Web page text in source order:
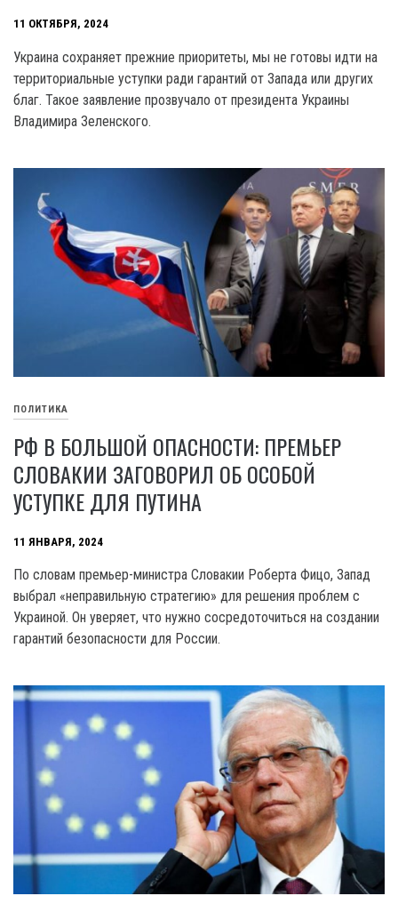
11 ОКТЯБРЯ, 2024
Украина сохраняет прежние приоритеты, мы не готовы идти на
территориальные уступки ради гарантий от Запада или других
благ. Такое заявление прозвучало от президента Украины
Владимира Зеленского.
ПОЛИТИКА
РФ В БОЛЬШОЙ ОПАСНОСТИ: ПРЕМЬЕР
СЛОВАКИИ ЗАГОВОРИЛ ОБ ОСОБОЙ
УСТУПКЕ ДЛЯ ПУТИНА
11 ЯНВАРЯ, 2024
По словам премьер-министра Словакии Роберта Фицо, Запад
выбрал «неправильную стратегию» для решения проблем с
Украиной. Он уверяет, что нужно сосредоточиться на создании
гарантий безопасности для России.